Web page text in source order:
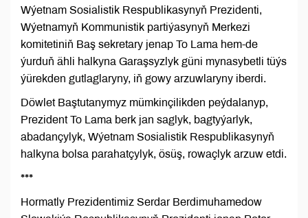
Wýetnam Sosialistik Respublikasynyň Prezidenti,
Wýetnamyň Kommunistik partiýasynyň Merkezi
komitetiniň Baş sekretary jenap To Lama hem-de
ýurduň ähli halkyna Garaşsyzlyk güni mynasybetli tüýs
ýürekden gutlaglaryny, iň gowy arzuwlaryny iberdi.
Döwlet Baştutanymyz mümkinçilikden peýdalanyp,
Prezident To Lama berk jan saglyk, bagtyýarlyk,
abadançylyk, Wýetnam Sosialistik Respublikasynyň
halkyna bolsa parahatçylyk, ösüş, rowaçlyk arzuw etdi.
***
Hormatly Prezidentimiz Serdar Berdimuhamedow